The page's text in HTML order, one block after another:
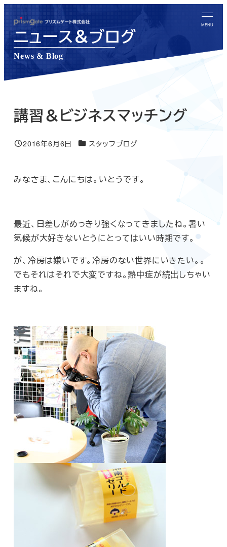
ン
コ
テ
MENU
ニュース＆ブログ
News & Blog
講習＆ビジネスマッチング
投稿日
2016年6月6日 ニュース＆ブログカテゴリー
スタッフブログ
みなさま、こんにちは。いとうです。
最近、日差しがめっきり強くなってきましたね。暑い
気候が大好きないとうにとってはいい時期です。
が、冷房は嫌いです。冷房のない世界にいきたい。。
でもそれはそれで大変ですね。熱中症が続出しちゃい
ますね。